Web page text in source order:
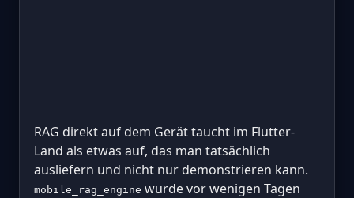
RAG direkt auf dem Gerät taucht im Flutter-
Land als etwas auf, das man tatsächlich
ausliefern und nicht nur demonstrieren kann.
mobile_rag_engine wurde vor wenigen Tagen